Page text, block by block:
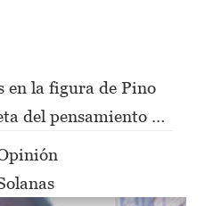
en la figura de Pino
del pensamiento de